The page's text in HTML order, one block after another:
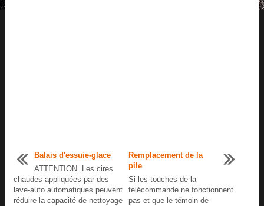
Balais d'essuie-glace
ATTENTION Les cires
chaudes appliquées par des
lave-auto automatiques peuvent
réduire la capacité de nettoyage
Remplacement de la
pile
Si les touches de la
télécommande ne fonctionnent
pas et que le témoin de